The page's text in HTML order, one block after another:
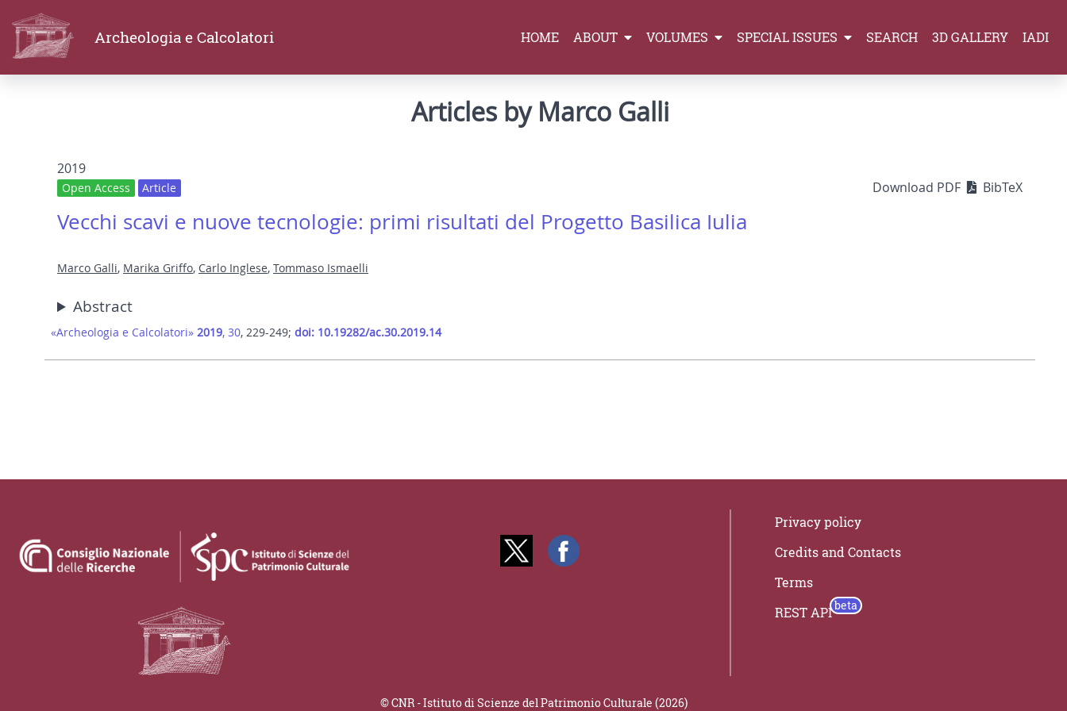
Archeologia e Calcolatori HOME ABOUT VOLUMES SPECIAL ISSUES SEARCH 3D GALLERY IADI
Articles by Marco Galli
2019
Open Access Article Download PDF BibTeX
Vecchi scavi e nuove tecnologie: primi risultati del Progetto Basilica Iulia
Marco Galli, Marika Griffo, Carlo Inglese, Tommaso Ismaelli
Abstract
«Archeologia e Calcolatori» 2019, 30, 229-249; doi: 10.19282/ac.30.2019.14
Privacy policy
Credits and Contacts
Terms
REST API
© CNR - Istituto di Scienze del Patrimonio Culturale (2026)